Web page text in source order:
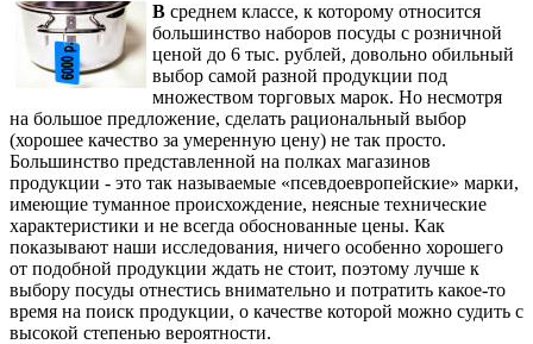
В среднем классе, к которому относится
большинство наборов посуды c розничной
ценой до 6 тыс. рублей, довольно обильный
выбор самой разной продукции под
множеством торговых марок. Но несмотря
на большое предложение, сделать рациональный выбор
(хорошее качество за умеренную цену) не так просто.
Большинство представленной на полках магазинов
продукции - это так называемые «псевдоевропейские» марки,
имеющие туманное происхождение, неясные технические
характеристики и не всегда обоснованные цены. Как
показывают наши исследования, ничего особенно хорошего
от подобной продукции ждать не стоит, поэтому лучше к
выбору посуды отнестись внимательно и потратить какое-то
время на поиск продукции, о качестве которой можно судить с
высокой степенью вероятности.